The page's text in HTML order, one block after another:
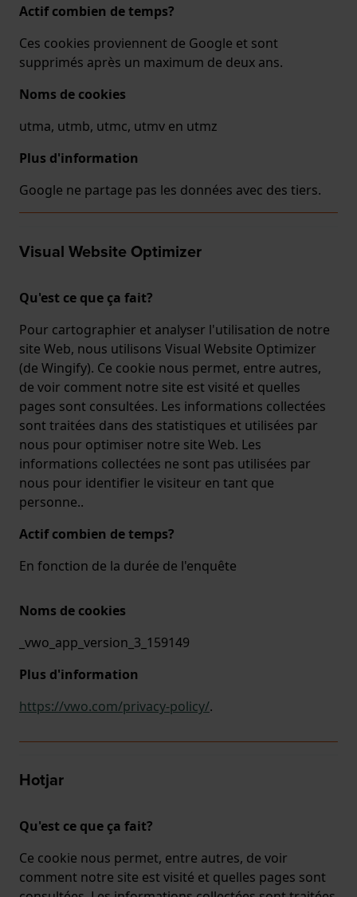
Actif combien de temps?
Ces cookies proviennent de Google et sont
supprimés après un maximum de deux ans.
Noms de cookies
utma, utmb, utmc, utmv en utmz
Plus d'information
Google ne partage pas les données avec des tiers.
Visual Website Optimizer
Qu'est ce que ça fait?
Pour cartographier et analyser l'utilisation de notre
site Web, nous utilisons Visual Website Optimizer
(de Wingify). Ce cookie nous permet, entre autres,
de voir comment notre site est visité et quelles
pages sont consultées. Les informations collectées
sont traitées dans des statistiques et utilisées par
nous pour optimiser notre site Web. Les
informations collectées ne sont pas utilisées par
nous pour identifier le visiteur en tant que
personne..
Actif combien de temps?
En fonction de la durée de l'enquête
Noms de cookies
_vwo_app_version_3_159149
Plus d'information
https://vwo.com/privacy-policy/.
Hotjar
Qu'est ce que ça fait?
Ce cookie nous permet, entre autres, de voir
comment notre site est visité et quelles pages sont